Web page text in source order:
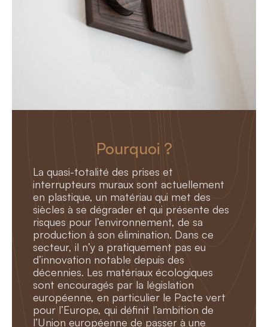
Pourquoi ?
La quasi-totalité des prises et
interrupteurs muraux sont actuellement
en plastique, un matériau qui met des
siècles à se dégrader et qui présente des
risques pour l’environnement, de sa
production à son élimination. Dans ce
secteur, il n’y a pratiquement pas eu
d’innovation notable depuis des
décennies. Les matériaux écologiques
sont encouragés par la législation
européenne, en particulier le Pacte vert
pour l’Europe, qui définit l’ambition de
l’Union européenne de passer à une